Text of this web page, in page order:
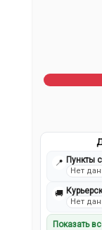
📍 Пункты
Нет
🚚
Нет
Показать